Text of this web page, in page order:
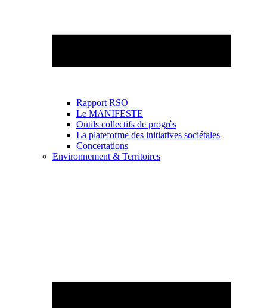
Rapport RSO
Le MANIFESTE
Outils collectifs de progrès
La plateforme des initiatives sociétales
Concertations
Environnement & Territoires